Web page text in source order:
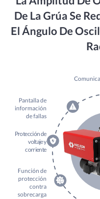
De La Grúa Se
El Ángulo De
Función de
protección
contra
sobrecarga
Protección de
voltaje y
corriente
Pantalla de
información
de fallas